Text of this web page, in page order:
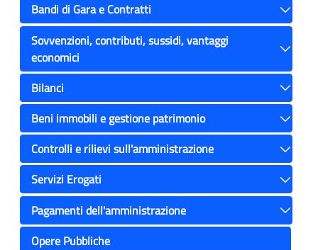
Bandi di Gara e Contratti
Toggle
Sovvenzioni, contributi, sussidi, vantaggi
economici
Bilanci
Toggle
Beni immobili e gestione patrimonio
Toggle
Controlli e rilievi sull'amministrazione
Toggle
Servizi Erogati
Toggle
Pagamenti dell'amministrazione
Toggle
Opere Pubbliche